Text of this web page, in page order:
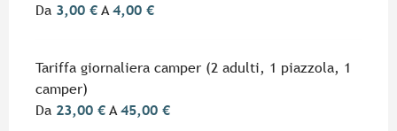
Da 3,00 € A 4,00 €
Tariffa giornaliera camper (2 adulti, 1 piazzola, 1
camper)
Da 23,00 € A 45,00 €